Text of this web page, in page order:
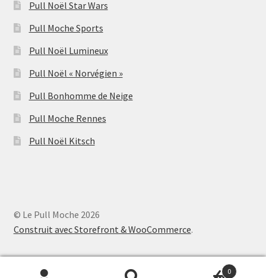
Pull Noël Star Wars
Pull Moche Sports
Pull Noël Lumineux
Pull Noël « Norvégien »
Pull Bonhomme de Neige
Pull Moche Rennes
Pull Noël Kitsch
© Le Pull Moche 2026
Construit avec Storefront & WooCommerce.
0